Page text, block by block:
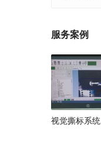
服务案例
视觉撕标系统